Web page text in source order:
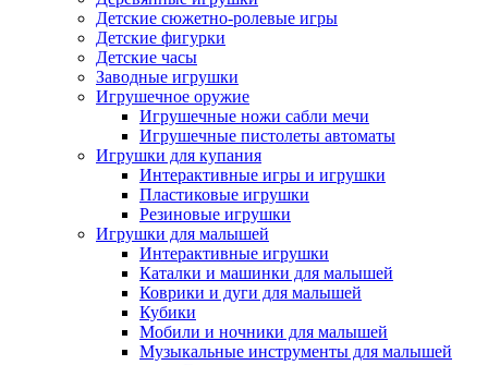
Детские сюжетно-ролевые игры
Детские фигурки
Детские часы
Заводные игрушки
Игрушечное оружие
Игрушечные ножи сабли мечи
Игрушечные пистолеты автоматы
Игрушки для купания
Интерактивные игры и игрушки
Пластиковые игрушки
Резиновые игрушки
Игрушки для малышей
Интерактивные игрушки
Каталки и машинки для малышей
Коврики и дуги для малышей
Кубики
Мобили и ночники для малышей
Музыкальные инструменты для малышей